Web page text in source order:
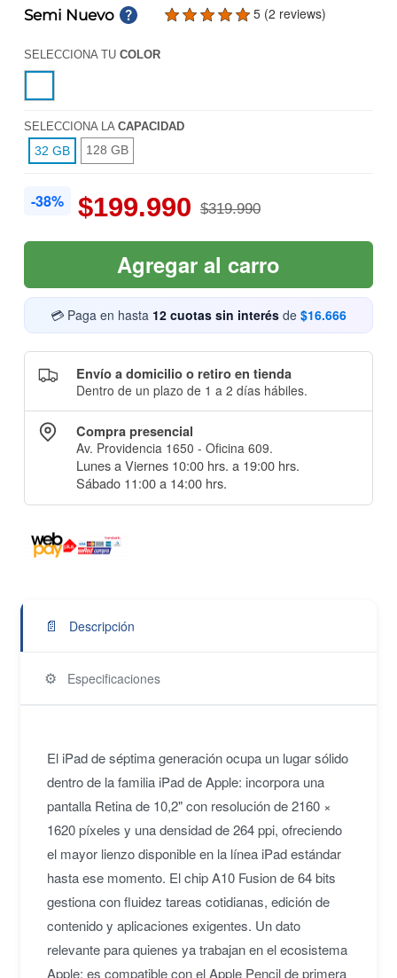
Semi Nuevo 5 (2 reviews)
SELECCIONA TU COLOR
SELECCIONA LA CAPACIDAD
32 GB 128 GB
-38% $199.990 $319.990
Agregar al carro
💳 Paga en hasta 12 cuotas sin interés de $16.666
Envío a domicilio o retiro en tienda
Dentro de un plazo de 1 a 2 días hábiles.
Compra presencial
Av. Providencia 1650 - Oficina 609.
Lunes a Viernes 10:00 hrs. a 19:00 hrs.
Sábado 11:00 a 14:00 hrs.
📄 Descripción
⚙️ Especificaciones
El iPad de séptima generación ocupa un lugar sólido
dentro de la familia iPad de Apple: incorpora una
pantalla Retina de 10,2" con resolución de 2160 ×
1620 píxeles y una densidad de 264 ppi, ofreciendo
el mayor lienzo disponible en la línea iPad estándar
hasta ese momento. El chip A10 Fusion de 64 bits
gestiona con fluidez tareas cotidianas, edición de
contenido y aplicaciones exigentes. Un dato
relevante para quienes ya trabajan en el ecosistema
Apple: es compatible con el Apple Pencil de primera